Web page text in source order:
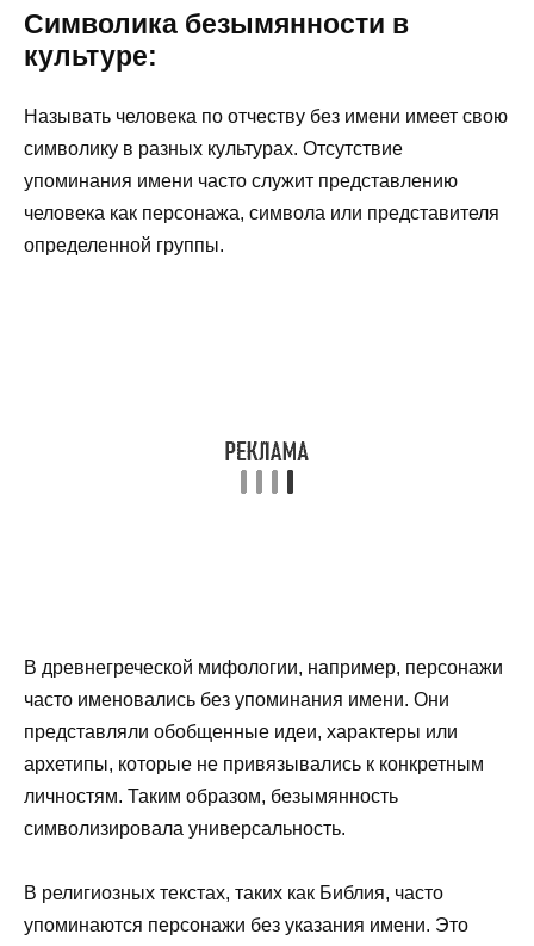
Символика безымянности в
культуре:
Называть человека по отчеству без имени имеет свою
символику в разных культурах. Отсутствие
упоминания имени часто служит представлению
человека как персонажа, символа или представителя
определенной группы.
В древнегреческой мифологии, например, персонажи
часто именовались без упоминания имени. Они
представляли обобщенные идеи, характеры или
архетипы, которые не привязывались к конкретным
личностям. Таким образом, безымянность
символизировала универсальность.
В религиозных текстах, таких как Библия, часто
упоминаются персонажи без указания имени. Это